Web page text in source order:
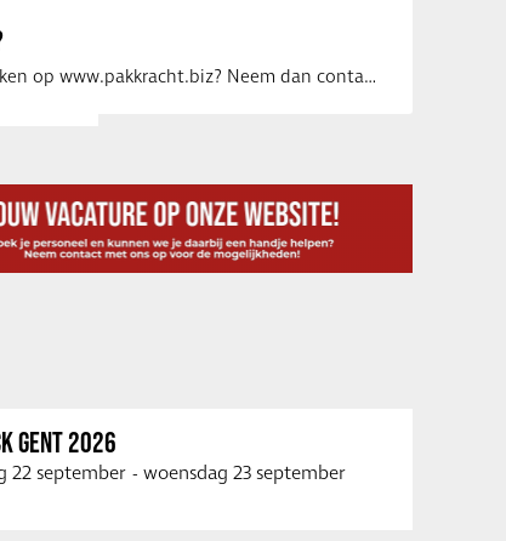
Uw vacature voor 4 weken op www.pakkracht.biz? Neem dan contact op met Yannick van …
GENT 2026
22 september - woensdag 23 september